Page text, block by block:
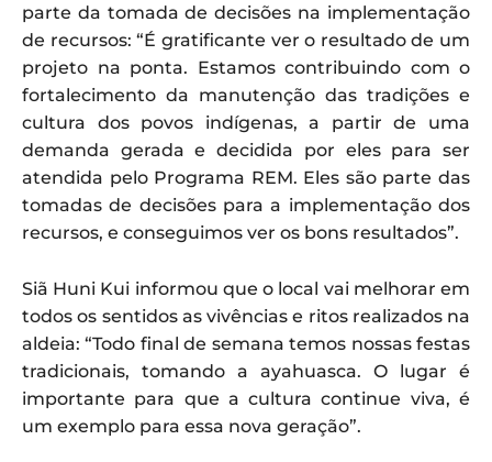
parte da tomada de decisões na implementação
de recursos: “É gratificante ver o resultado de um
projeto na ponta. Estamos contribuindo com o
fortalecimento da manutenção das tradições e
cultura dos povos indígenas, a partir de uma
demanda gerada e decidida por eles para ser
atendida pelo Programa REM. Eles são parte das
tomadas de decisões para a implementação dos
recursos, e conseguimos ver os bons resultados”.
Siã Huni Kui informou que o local vai melhorar em
todos os sentidos as vivências e ritos realizados na
aldeia: “Todo final de semana temos nossas festas
tradicionais, tomando a ayahuasca. O lugar é
importante para que a cultura continue viva, é
um exemplo para essa nova geração”.